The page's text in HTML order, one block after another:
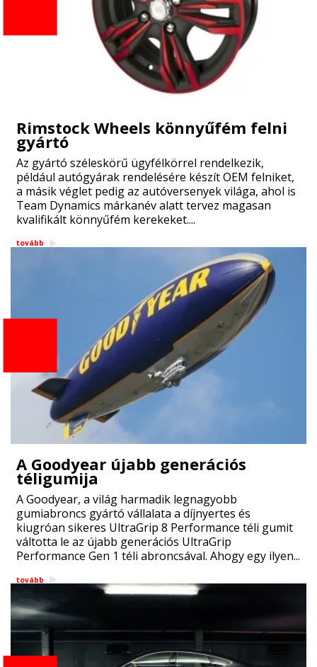
Rimstock Wheels könnyűfém felni
gyártó
Az gyártó széleskörű ügyfélkörrel rendelkezik,
például autógyárak rendelésére készít OEM felniket,
a másik véglet pedig az autóversenyek világa, ahol is
Team Dynamics márkanév alatt tervez magasan
kvalifikált könnyűfém kerekeket....
tovább
A Goodyear újabb generációs
téligumija
A Goodyear, a világ harmadik legnagyobb
gumiabroncs gyártó vállalata a díjnyertes és
kiugróan sikeres UltraGrip 8 Performance téli gumit
váltotta le az újabb generációs UltraGrip
Performance Gen 1 téli abroncsával. Ahogy egy ilyen...
tovább